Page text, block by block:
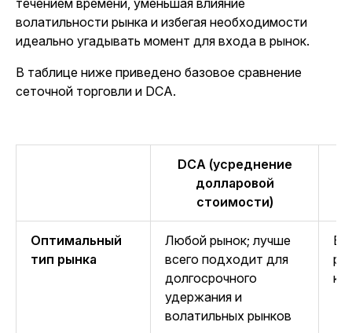
волатильности рынка и избегая необходимости
идеально угадывать момент для входа в рынок.
В таблице ниже приведено базовое сравнение
сеточной торговли и DCA.
DCA (усреднение
долларовой
стоимости)
Оптимальный
тип рынка
Любой рынок; лучше
всего подходит для
долгосрочного
удержания и
волатильных рынков